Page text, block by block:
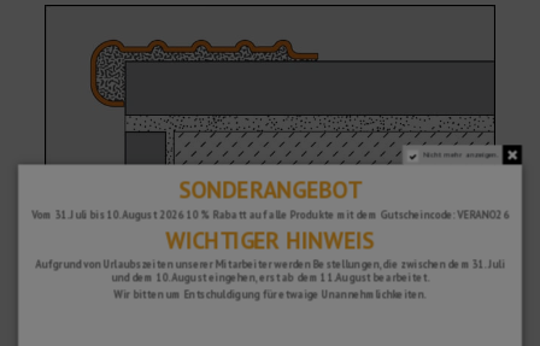
Nicht mehr anzeigen.
SONDERANGEBOT
Vom 31. Juli bis 10. August 2026 10 % Rabatt auf alle Produkte mit dem Gutscheincode: VERANO26
WICHTIGER HINWEIS
Aufgrund von Urlaubszeiten unserer Mitarbeiter werden Bestellungen, die zwischen dem 31. Juli
und dem 10. August eingehen, erst ab dem 11. August bearbeitet.
Wir bitten um Entschuldigung für etwaige Unannehmlichkeiten.